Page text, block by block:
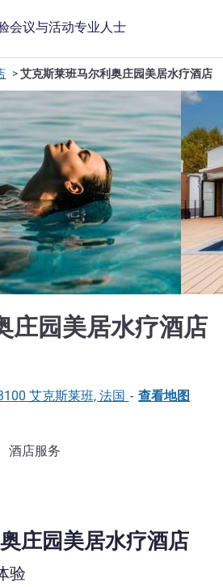
会议与活动专业人士
艾克斯莱班马尔利奥庄园美居水疗酒店
庄园美居水疗酒店
艾克斯莱班, 法国 - 查看地图
酒店服务
庄园美居水疗酒店
验